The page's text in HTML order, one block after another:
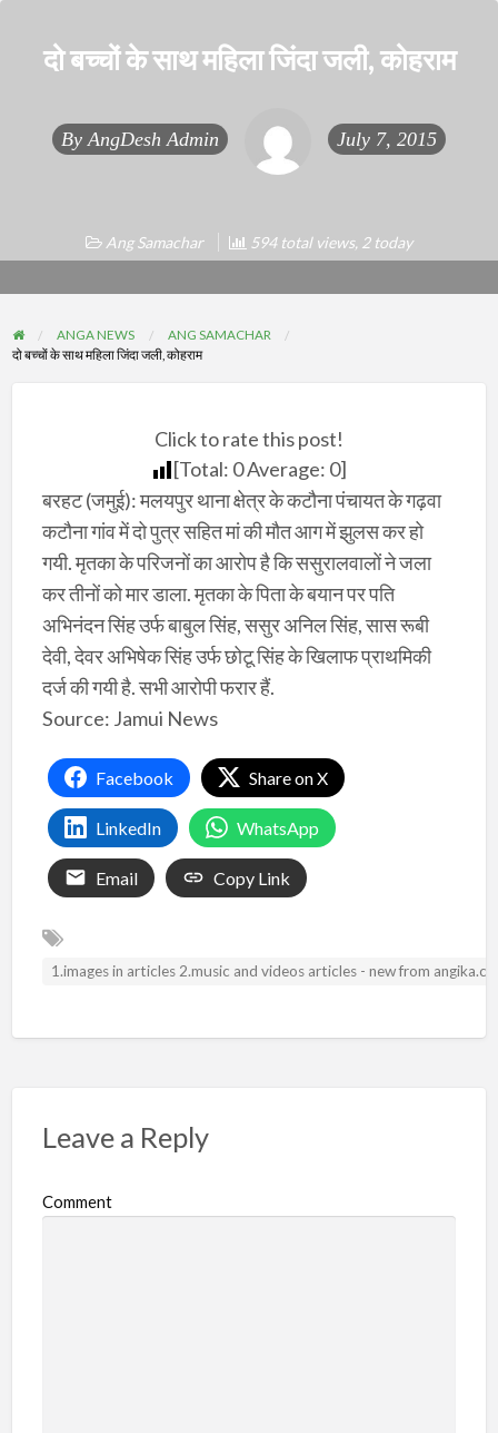
दो बच्चों के साथ महिला जिंदा जली, कोहराम
By AngDesh Admin July 7, 2015
Ang Samachar 594 total views, 2 today
ANGA NEWS
ANG SAMACHAR
दो बच्चों के साथ महिला जिंदा जली, कोहराम
Click to rate this post!
[Total: 0Average: 0]
बरहट (जमुई): मलयपुर थाना क्षेत्र के कटौना पंचायत के गढ़वा
कटौना गांव में दो पुत्र सहित मां की मौत आग में झुलस कर हो
गयी. मृतका के परिजनों का आरोप है कि ससुरालवालों ने जला
कर तीनों को मार डाला. मृतका के पिता के बयान पर पति
अभिनंदन सिंह उर्फ बाबुल सिंह, ससुर अनिल सिंह, सास रूबी
देवी, देवर अभिषेक सिंह उर्फ छोटू सिंह के खिलाफ प्राथमिकी
दर्ज की गयी है. सभी आरोपी फरार हैं.
Source: Jamui News
Facebook Share on X
LinkedIn WhatsApp
Email Copy Link
1.images in articles 2.music and videos articles - new from
Leave a Reply
Comment